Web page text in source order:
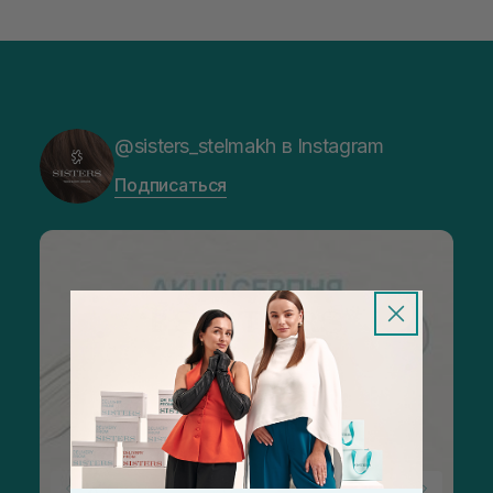
@sisters_stelmakh в Instagram
Подписаться